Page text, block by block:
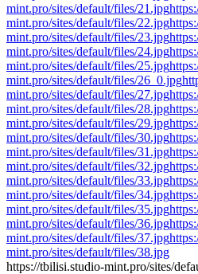
mint.pro/sites/default/files/21.jpg
mint.pro/sites/default/files/22.jpg
mint.pro/sites/default/files/23.jpg
mint.pro/sites/default/files/24.jpg
mint.pro/sites/default/files/25.jpg
mint.pro/sites/default/files/26_0.jpg
mint.pro/sites/default/files/27.jpg
mint.pro/sites/default/files/28.jpg
mint.pro/sites/default/files/29.jpg
mint.pro/sites/default/files/30.jpg
mint.pro/sites/default/files/31.jpg
mint.pro/sites/default/files/32.jpg
mint.pro/sites/default/files/33.jpg
mint.pro/sites/default/files/34.jpg
mint.pro/sites/default/files/35.jpg
mint.pro/sites/default/files/36.jpg
mint.pro/sites/default/files/37.jpg
mint.pro/sites/default/files/38.jpg
https://tbilisi.studio-mint.pro/sites/